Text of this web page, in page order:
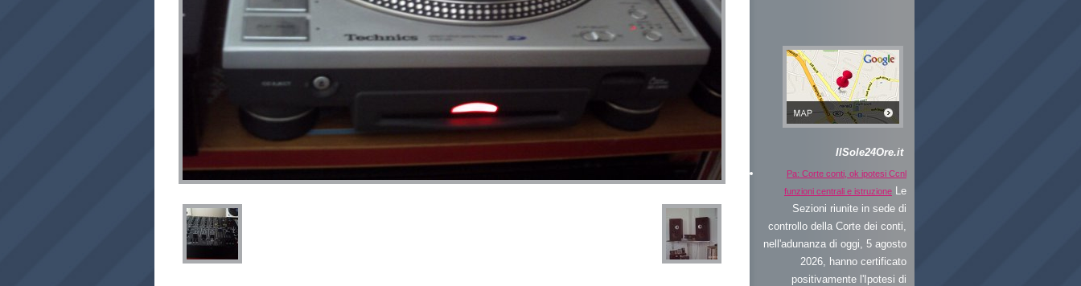
IlSole24Ore.it
Pa: Corte conti, ok ipotesi Ccnl
funzioni centrali e istruzione Le
Sezioni riunite in sede di
controllo della Corte dei conti,
nell'adunanza di oggi, 5 agosto
2026, hanno certificato
positivamente l'Ipotesi di